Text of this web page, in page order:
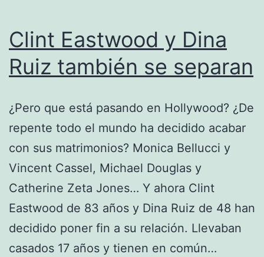
Clint Eastwood y Dina
Ruiz también se separan
¿Pero que está pasando en Hollywood? ¿De
repente todo el mundo ha decidido acabar
con sus matrimonios? Monica Bellucci y
Vincent Cassel, Michael Douglas y
Catherine Zeta Jones… Y ahora Clint
Eastwood de 83 años y Dina Ruiz de 48 han
decidido poner fin a su relación. Llevaban
casados 17 años y tienen en común…